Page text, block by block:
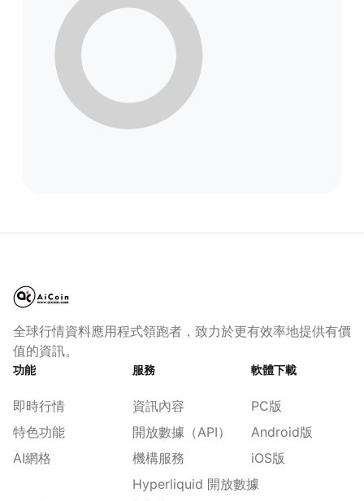
全球行情資料應用程式領跑者，致力於更有效率地提供有價
值的資訊。
功能
即時行情
特色功能
AI網格
服務
資訊內容
開放數據（API）
機構服務
Hyperliquid 開放數據
軟體下載
PC版
Android版
iOS版